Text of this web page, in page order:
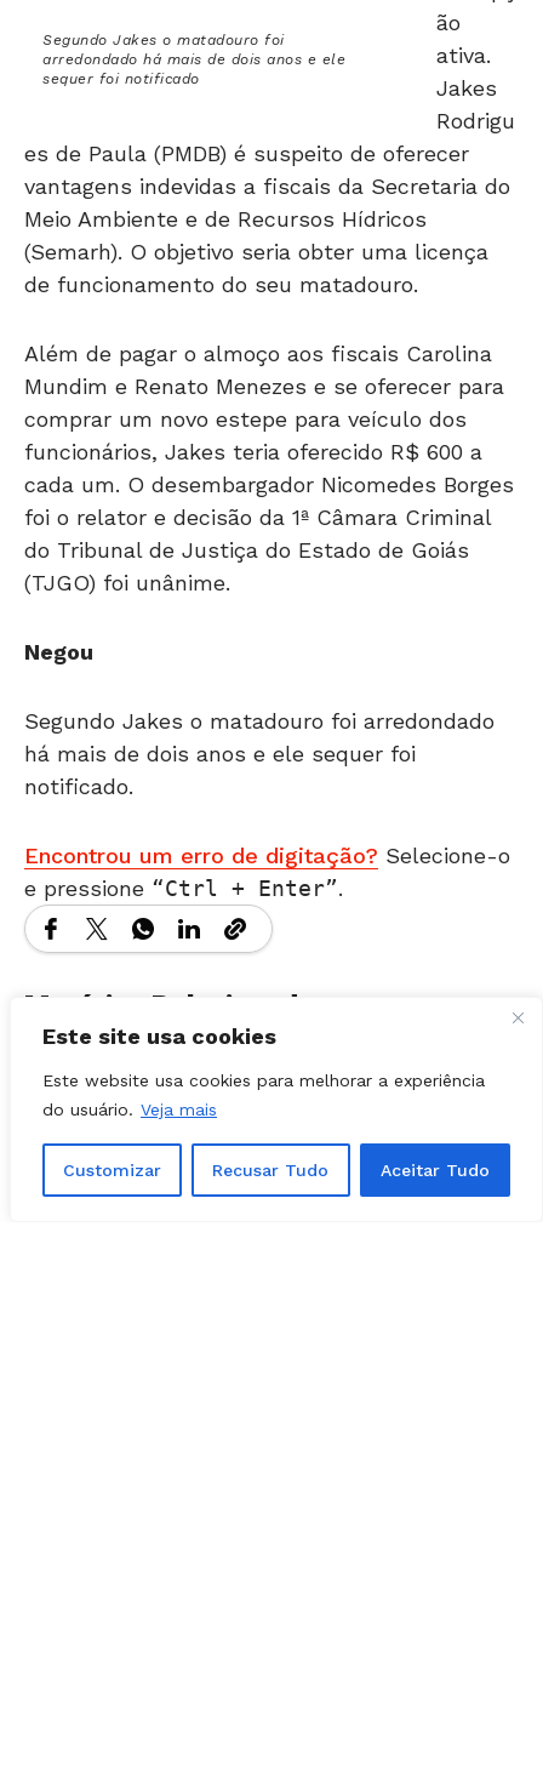
Este site usa cookies
Este website usa cookies para melhorar a experiência
do usuário. Veja mais
Customizar Recusar Tudo Aceitar Tudo
sequer foi notificado
ativa.
Jakes
Rodrigu
es de Paula (PMDB) é suspeito de oferecer
vantagens indevidas a fiscais da Secretaria do
Meio Ambiente e de Recursos Hídricos
(Semarh). O objetivo seria obter uma licença
de funcionamento do seu matadouro.
Mundim e Renato Menezes e se oferecer para
comprar um novo estepe para veículo dos
funcionários, Jakes teria oferecido R$ 600 a
cada um. O desembargador Nicomedes Borges
foi o relator e decisão da 1ª Câmara Criminal
do Tribunal de Justiça do Estado de Goiás
(TJGO) foi unânime.
há mais de dois anos e ele sequer foi
notificado.
e pressione Ctrl + Enter .
Matérias Relacionadas